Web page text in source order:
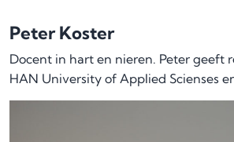
Peter Koster
Docent in hart en nieren. Peter geeft
HAN University of Applied Scienses